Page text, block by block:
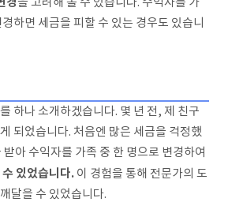
을 고려해 볼 수 있습니다. 수익자를 가
하면 세금을 피할 수 있는 경우도 있습니
하나 소개하겠습니다. 몇 년 전, 제 친구
되었습니다. 처음엔 많은 세금을 걱정했
아 수익자를 가족 중 한 명으로 변경하여
있었습니다. 이 경험을 통해 전문가의 도
달을 수 있었습니다.